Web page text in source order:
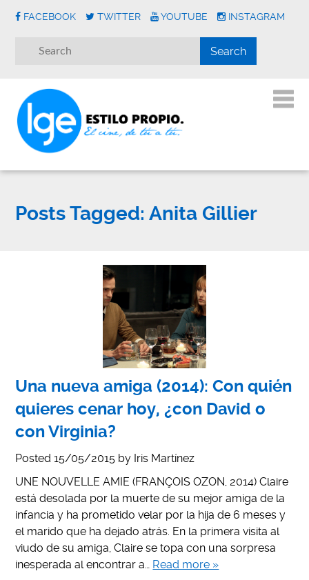
FACEBOOK TWITTER YOUTUBE INSTAGRAM
Posts Tagged: Anita Gillier
Una nueva amiga (2014): Con quién
quieres cenar hoy, ¿con David o
con Virginia?
Posted15/05/2015 by Iris Martínez
UNE NOUVELLE AMIE (FRANÇOIS OZON, 2014) Claire
está desolada por la muerte de su mejor amiga de la
infancia y ha prometido velar por la hija de 6 meses y
el marido que ha dejado atrás. En la primera visita al
viudo de su amiga, Claire se topa con una sorpresa
inesperada al encontrar a… Read more »